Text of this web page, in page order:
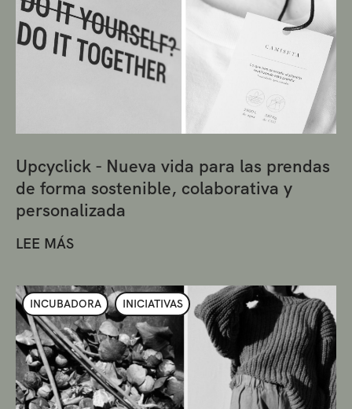
Upcyclick - Nueva vida para las prendas
de forma sostenible, colaborativa y
personalizada
LEE MÁS
INCUBADORA INICIATIVAS